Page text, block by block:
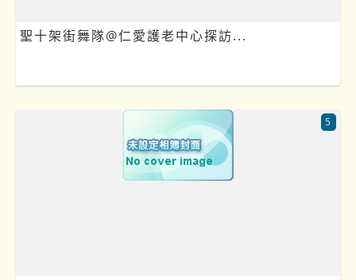
聖十架街舞隊@仁愛護老中心探訪...
5